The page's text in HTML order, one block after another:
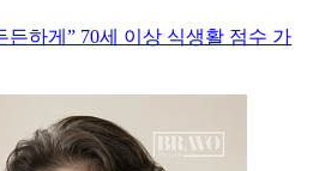
든하게” 70세 이상 식생활 점수 가